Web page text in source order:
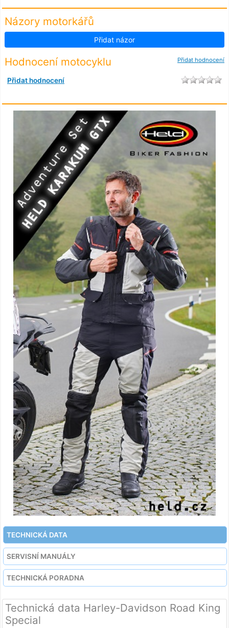
Názory motorkářů
Přidat názor
Přidat hodnocení
Hodnocení motocyklu
Přidat hodnocení
TECHNICKÁ DATA
SERVISNÍ MANUÁLY
TECHNICKÁ PORADNA
Technická data Harley-Davidson Road King
Special